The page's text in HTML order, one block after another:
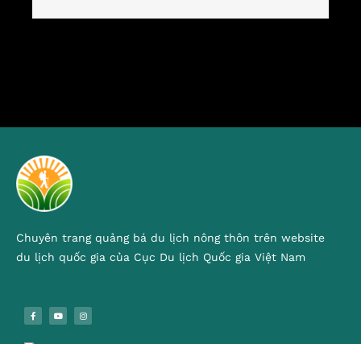
Chuyên trang quảng bá du lịch nông thôn trên website
du lịch quốc gia của Cục Du lịch Quốc gia Việt Nam